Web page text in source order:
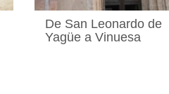
De San Leonardo de
Yagüe a Vinuesa